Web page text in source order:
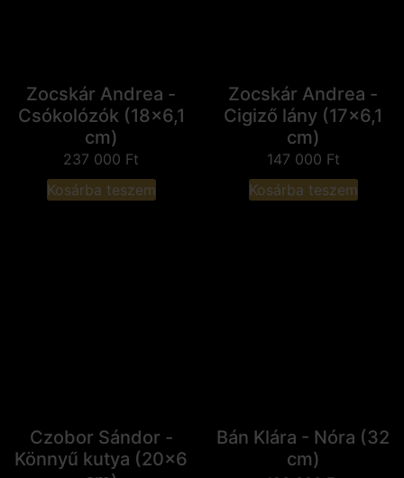
Zocskár Andrea -
Csókolózók (18x6,1
cm)
237 000 Ft
Kosárba teszem
Zocskár Andrea -
Cigiző lány (17x6,1
cm)
147 000 Ft
Kosárba teszem
Czobor Sándor -
Könnyű kutya (20x6
Bán Klára - Nóra (32
cm)